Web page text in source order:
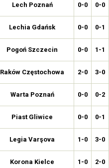
Lech Poznań 0-0 0-0
Lechia Gdańsk 0-0 0-1
Pogoń Szczecin 0-0 1-1
Raków Częstochowa 2-0 3-0
Warta Poznań 0-0 0-2
Piast Gliwice 0-0 0-1
Legia Varşova 1-0 3-0
Korona Kielce 1-0 2-0